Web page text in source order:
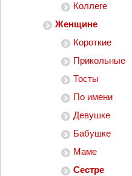
Коллеге
Женщине
Короткие
Прикольные
Тосты
По имени
Девушке
Бабушке
Маме
Сестре